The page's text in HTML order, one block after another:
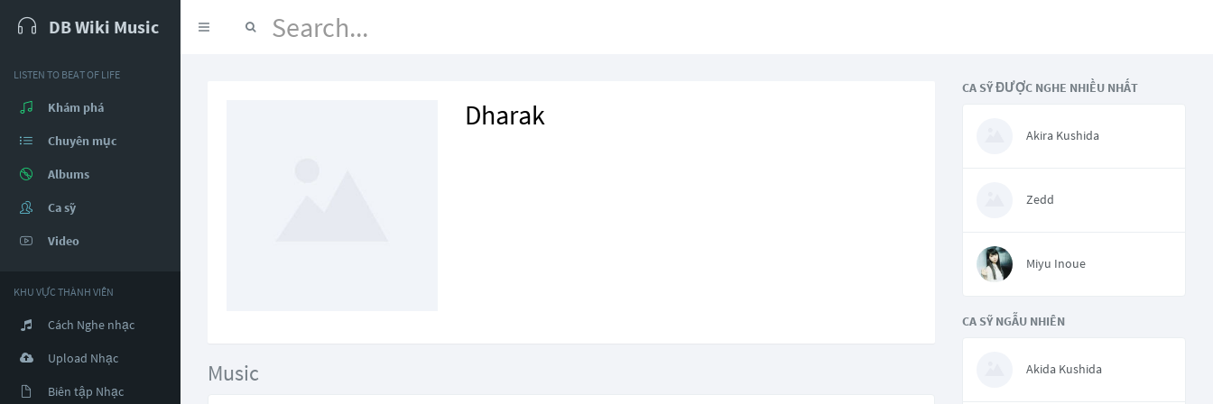
DB Wiki Music
LISTEN TO BEAT OF LIFE
Khám phá
Chuyên mục
Albums
Ca sỹ
Video
KHU VỰC THÀNH VIÊN
Cách Nghe nhạc
Upload Nhạc
Biên tập Nhạc
Dharak
Music
CA SỸ ĐƯỢC NGHE NHIỀU NHẤT
Akira Kushida
Zedd
Miyu Inoue
CA SỸ NGẪU NHIÊN
Akida Kushida